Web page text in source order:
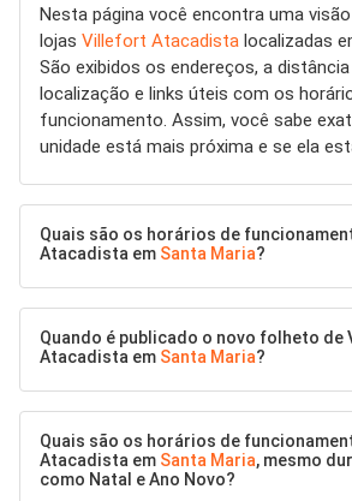
Nesta página você encontra uma
lojas Villefort Atacadista localizadas
São exibidos os endereços, a
localização e links úteis com os
funcionamento. Assim, você sabe
unidade está mais próxima e se ela
Quais são os horários de
Atacadista em Santa Maria?
Quando é publicado o novo folheto de
Atacadista em Santa Maria?
Quais são os horários de
Atacadista em Santa Maria, mesmo
como Natal e Ano Novo?